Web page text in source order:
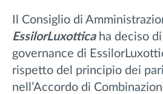
Il Consiglio di
EssilorLuxotticaha deciso
governance di
rispetto del principio dei
nell’Accordo di